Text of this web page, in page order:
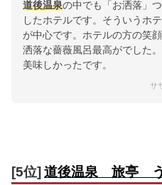
道後温泉の中でも「お洒落」つ
したホテルです。そういうホ
が中心です。ホテルの方の笑
洒落な薔薇風呂最高がでした
美味しかったです。
サ
[5位] 道後温泉 旅亭